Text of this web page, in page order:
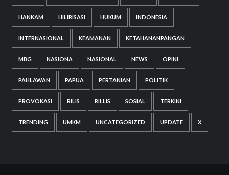
HANKAM HILIRISASI HUKUM INDONESIA
INTERNASIONAL KEAMANAN KETAHANANPANGAN
MBG NASIONA NASIONAL NEWS OPINI
PAHLAWAN PAPUA PERTANIAN POLITIK
PROVOKASI RILIS RILLIS SOSIAL TERKINI
TRENDING UMKM UNCATEGORIZED UPDATE X